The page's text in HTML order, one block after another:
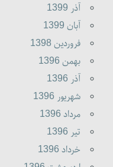
آذر 1399
آبان 1399
فروردين 1398
بهمن 1396
آذر 1396
شهريور 1396
مرداد 1396
تير 1396
خرداد 1396